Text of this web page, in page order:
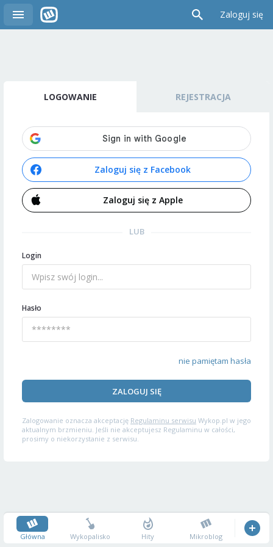
Zaloguj się
LOGOWANIE REJESTRACJA
Zaloguj się z Facebook
Zaloguj się z Apple
LUB
Login
Hasło
nie pamiętam hasła
ZALOGUJ SIĘ
Zalogowanie oznacza akceptację Regulaminu serwisu Wykop.pl w jego
aktualnym brzmieniu. Jeśli nie akceptujesz Regulaminu w całości,
prosimy o niekorzystanie z serwisu.
Główna Wykopalisko Hity Mikroblog